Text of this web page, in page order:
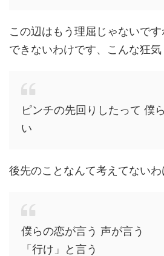
この辺はもう理屈じゃないで
できないわけです、こんな狂気
ピンチの先回りしたって 僕
い
後先のことなんて考えてないわ
僕らの恋が言う 声が言う
「行け」と言う